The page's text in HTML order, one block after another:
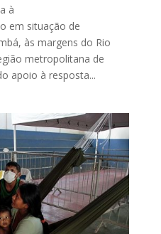
à
em situação de
às margens do Rio
metropolitana de
apoio à resposta...